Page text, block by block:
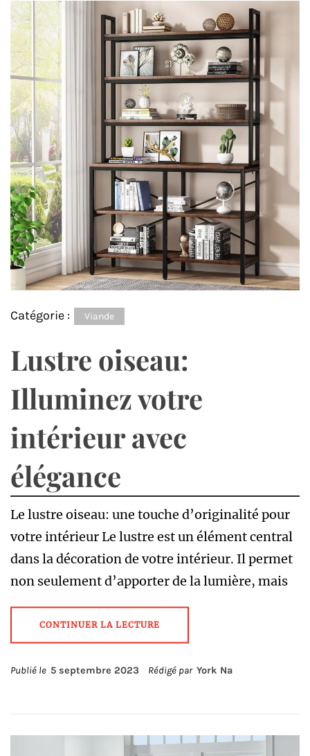
Catégorie : Viande
Lustre oiseau:
Illuminez votre
intérieur avec
élégance
Le lustre oiseau: une touche d’originalité pour
votre intérieur Le lustre est un élément central
dans la décoration de votre intérieur. Il permet
non seulement d’apporter de la lumière, mais
CONTINUER LA LECTURE
Publié le 5 septembre 2023 Rédigé par York Na